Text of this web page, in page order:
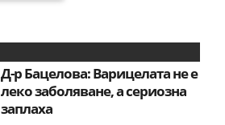
Д-р Бацелова: Варицелата не е
леко заболяване, а сериозна
заплаха